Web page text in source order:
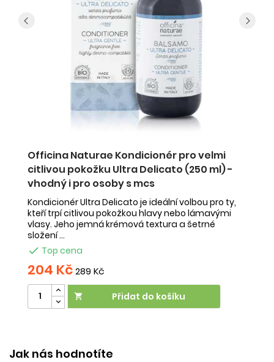
Officina Naturae Kondicionér pro velmi
citlivou pokožku Ultra Delicato (250 ml) -
vhodný i pro osoby s mcs
Kondicionér Ultra Delicato je ideální volbou pro ty,
kteří trpí citlivou pokožkou hlavy nebo lámavými
vlasy. Jeho jemná krémová textura a šetrné
složení ...
 Top cena
204 Kč289 Kč
 Přidat do košíku
Jak nás hodnotíte